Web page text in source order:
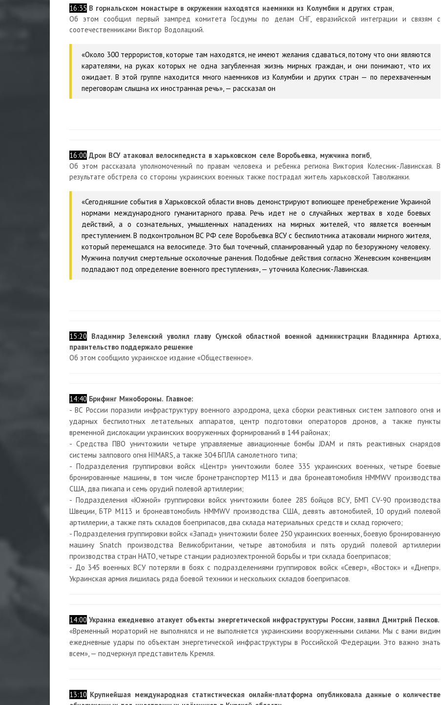
16:35 В горнальском монастыре в окружении находятся наемники из Колумбии и других стран
Об этом сообщил первый зампред комитета Госдумы по делам СНГ, евразийской интеграции и связям с
соотечественниками Виктор Водолацкий.
«Около 300 террористов, которые там находятся, не имеют желания сдаваться, потому что они являются
карателями, на руках которых не одна загубленная жизнь мирных граждан, и они понимают, что их
ожидает. В этой группе находится много наемников из Колумбии и других стран — по перехваченным
переговорам слышна их иностранная речь», — рассказал он
16:00 Дрон ВСУ атаковал велосипедиста в харьковском селе Воробьевка, мужчина погиб
Об этом рассказала уполномоченный по правам человека и ребенка региона Виктория Колесник-Лавинская. В
результате обстрела со стороны украинских военных также пострадал житель харьковской Таволжанки.
«Сегодняшние события в Харьковской области вновь демонстрируют вопиющее пренебрежение Украиной
нормами международного гуманитарного права. Речь идет не о случайных жертвах в ходе боевых
действий, а о сознательных, умышленных нападениях на мирных жителей, что является военным
преступлением. В подконтрольном ВС РФ селе Воробьевка ВСУ с беспилотника атаковали мирного жителя,
который перемещался на велосипеде. Это был точечный, спланированный удар по безоружному человеку.
Мужчина получил смертельные осколочные ранения. Подобные действия согласно Женевским конвенциям
подпадают под определение военного преступления», — уточнила Колесник-Лавинская.
15:20 Владимир Зеленский уволил главу Сумской областной военной администрации Владимира Артюха
правительство поддержало решение
Об этом сообщило украинское издание «Общественное».
14:40 Брифинг Минобороны. Главное:
- ВС России поразили инфраструктуру военного аэродрома, цеха сборки реактивных систем залпового огня и
ударных беспилотных летательных аппаратов, центр подготовки операторов дронов, а также пункты
временной дислокации украинских вооруженных формирований в 144 районах;
- Средства ПВО уничтожили четыре управляемые авиационные бомбы JDAM и пять реактивных снарядов
системы залпового огня HIMARS, а также 304 БПЛА самолетного типа;
- Подразделения группировки войск «Центр» уничтожили более 335 украинских военных, четыре боевые
бронированные машины, в том числе бронетранспортер М113 и два бронеавтомобиля HMMWV производства
США, два пикапа и семь орудий полевой артиллерии;
- Подразделения «Южной» группировки войск уничтожили более 285 бойцов ВСУ, БМП СV-90 производства
Швеции, БТР М113 и бронеавтомобиль HMMWV производства США, девять автомобилей, 10 орудий полевой
артиллерии, а также пять складов боеприпасов, два склада материальных средств и склад горючего;
- Подразделения группировки войск «Запад» уничтожили более 250 украинских военных, боевую бронированную
машину Snatch производства Великобритании, четыре автомобиля и пять орудий полевой артиллерии
производства стран НАТО, четыре станции радиоэлектронной борьбы и три склада боеприпасов;
- До 345 военных ВСУ потеряли в боях с подразделениями группировок войск «Север», «Восток» и «Днепр».
Украинская армия лишилась ряда боевой техники и нескольких складов боеприпасов.
14:00 Украина ежедневно атакует объекты энергетической инфраструктуры России заявил Дмитрий Песков.
«Временный мораторий не выполнялся и не выполняется украинскими вооруженными силами. Мы с вами видим
ежедневные удары по объектам энергетической инфраструктуры в Российской Федерации. Это важно знать
всем», — подчеркнул представитель Кремля.
13:10 Крупнейшая международная статистическая онлайн-платформа опубликовала данные о количестве